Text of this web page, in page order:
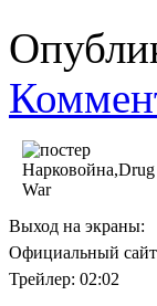
Выход на экраны:
Официальный
Трейлер: 02:02